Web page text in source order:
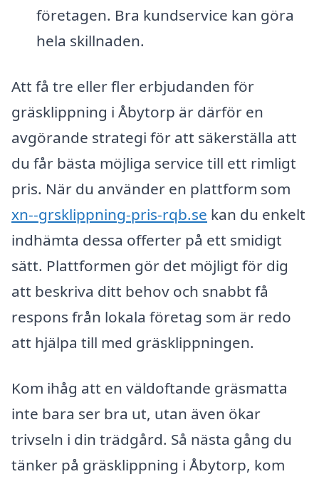
företagen. Bra kundservice kan göra
hela skillnaden.
Att få tre eller fler erbjudanden för
gräsklippning i Åbytorp är därför en
avgörande strategi för att säkerställa att
du får bästa möjliga service till ett rimligt
pris. När du använder en plattform som
xn--grsklippning-pris-rqb.se kan du enkelt
indhämta dessa offerter på ett smidigt
sätt. Plattformen gör det möjligt för dig
att beskriva ditt behov och snabbt få
respons från lokala företag som är redo
att hjälpa till med gräsklippningen.
Kom ihåg att en väldoftande gräsmatta
inte bara ser bra ut, utan även ökar
trivseln i din trädgård. Så nästa gång du
tänker på gräsklippning i Åbytorp, kom